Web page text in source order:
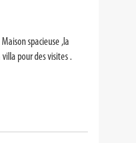
spacieuse ,la
pour des visites .